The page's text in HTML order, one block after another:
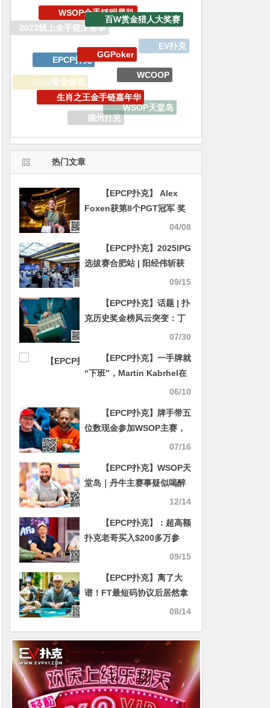
APT亚洲扑克巡回赛
GoG黄金游戏
EPCP扑克
GGPoker
WCOOP
德州扑克
生肖之王金手链嘉年华
热门文章
【EPCP扑克】 Alex
Foxen获第8个PGT冠军 奖
04/08
【EPCP扑克】2025IPG
选拔赛合肥站 | 阳经伟斩获
霸都杯冠军！主赛A组404人
36.2万计分领跑
09/15
【EPCP扑克】话题 | 扑
克历史奖金榜风云突变：丁
彪半年从第119位飙升至第
07/30
【EPCP扑克】一手牌就
“下班”，Martin Kabrhel在
06/10
【EPCP扑克】牌手带五
位数现金参加WSOP主赛，
结果车被砸了钱被偷了…07/16
【EPCP扑克】WSOP天
堂岛｜丹牛主赛事疑似喝醉
上桌，仍做出漂亮弃牌！12/14
【EPCP扑克】：超高额
扑克老哥买入$200多万参
09/15
【EPCP扑克】离了大
谱！FT最短码协议后居然拿
08/14